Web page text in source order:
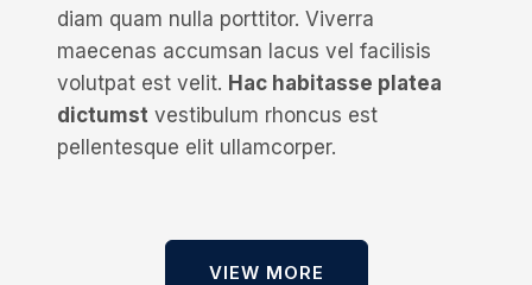
diam quam nulla porttitor. Viverra
maecenas accumsan lacus vel facilisis
volutpat est velit. Hac habitasse platea
dictumst vestibulum rhoncus est
pellentesque elit ullamcorper.
VIEW MORE